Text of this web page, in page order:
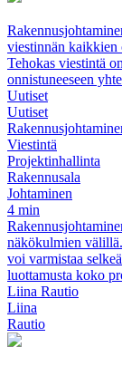
viestinnän kaikkien
Tehokas viestintä
onnistuneeseen
Uutiset
Uutiset
Viestintä
Projektinhallinta
Rakennusala
Johtaminen
4 min
näkökulmien
voi varmistaa
luottamusta koko
Liina Rautio
Liina
Rautio